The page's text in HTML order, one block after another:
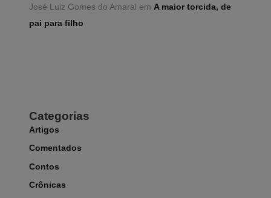
José Luiz Gomes do Amaral em A maior torcida, de
pai para filho
Categorias
Artigos
Comentados
Contos
Crônicas